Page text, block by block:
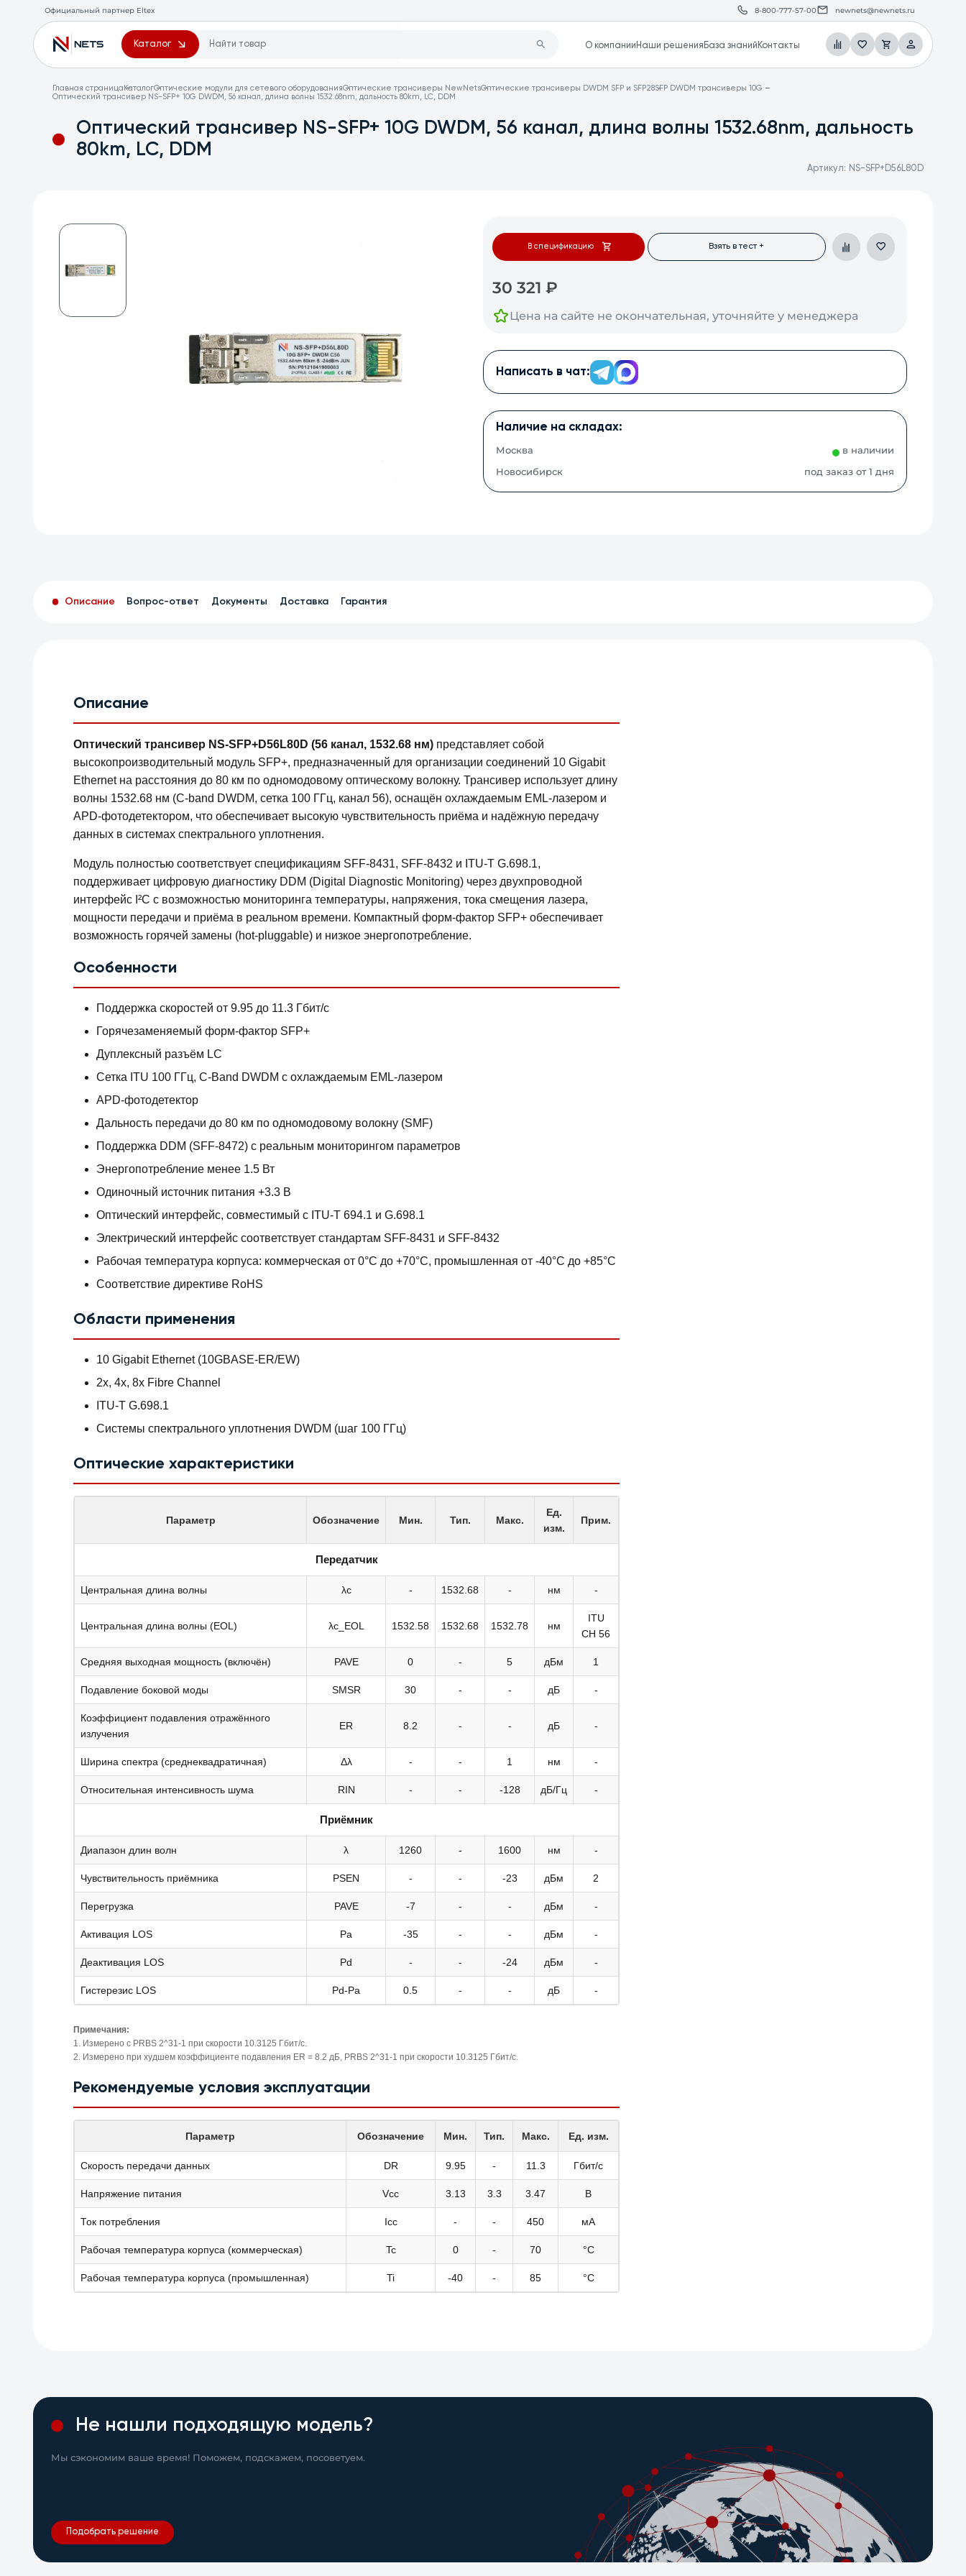
Официальный партнер Eltex 8-800-777-57-00 newnets@newnets.ru
Каталог О компании Наши решения База знаний Контакты
Главная страницаКаталогОптические модули для сетевого оборудованияОптические трансиверы NewNetsОптические трансиверы DWDM SFP и SFP28SFP DWDM трансиверы 10G
Оптический трансивер NS-SFP+ 10G DWDM, 56 канал, длина волны 1532.68nm, дальность 80km, LC, DDM
Оптический трансивер NS-SFP+ 10G DWDM, 56 канал, длина волны 1532.68nm, дальность
80km, LC, DDM
Артикул: NS-SFP+D56L80D
В спецификацию Взять в тест +
30 321 ₽
Цена на сайте не окончательная, уточняйте у менеджера
Написать в чат:
Наличие на складах:
Москва
в наличии
Новосибирск
под заказ от 1 дня
Описание Вопрос-ответ Документы Доставка Гарантия
Описание
Оптический трансивер NS-SFP+D56L80D (56 канал, 1532.68 нм) представляет собой
высокопроизводительный модуль SFP+, предназначенный для организации соединений 10 Gigabit
Ethernet на расстояния до 80 км по одномодовому оптическому волокну. Трансивер использует длину
волны 1532.68 нм (C-band DWDM, сетка 100 ГГц, канал 56), оснащён охлаждаемым EML-лазером и
APD-фотодетектором, что обеспечивает высокую чувствительность приёма и надёжную передачу
данных в системах спектрального уплотнения.
Модуль полностью соответствует спецификациям SFF-8431, SFF-8432 и ITU-T G.698.1,
поддерживает цифровую диагностику DDM (Digital Diagnostic Monitoring) через двухпроводной
интерфейс I²C с возможностью мониторинга температуры, напряжения, тока смещения лазера,
мощности передачи и приёма в реальном времени. Компактный форм-фактор SFP+ обеспечивает
возможность горячей замены (hot-pluggable) и низкое энергопотребление.
Особенности
Поддержка скоростей от 9.95 до 11.3 Гбит/с
Горячезаменяемый форм-фактор SFP+
Дуплексный разъём LC
Сетка ITU 100 ГГц, C-Band DWDM с охлаждаемым EML-лазером
APD-фотодетектор
Дальность передачи до 80 км по одномодовому волокну (SMF)
Поддержка DDM (SFF-8472) с реальным мониторингом параметров
Энергопотребление менее 1.5 Вт
Одиночный источник питания +3.3 В
Оптический интерфейс, совместимый с ITU-T 694.1 и G.698.1
Электрический интерфейс соответствует стандартам SFF-8431 и SFF-8432
Рабочая температура корпуса: коммерческая от 0°C до +70°C, промышленная от -40°C до +85°C
Соответствие директиве RoHS
Области применения
10 Gigabit Ethernet (10GBASE-ER/EW)
2x, 4x, 8x Fibre Channel
ITU-T G.698.1
Системы спектрального уплотнения DWDM (шаг 100 ГГц)
Оптические характеристики
Параметр Обозначение Мин. Тип. Макс.
Ед.
изм.
Прим.
Передатчик
Центральная длина волны λc - 1532.68 - нм -
Центральная длина волны (EOL) λc_EOL 1532.58 1532.68 1532.78 нм
ITU
CH 56
Средняя выходная мощность (включён) PAVE 0 - 5 дБм 1
Подавление боковой моды SMSR 30 - - дБ -
Коэффициент подавления отражённого
излучения
ER 8.2 - - дБ -
Ширина спектра (среднеквадратичная) Δλ - - 1 нм -
Относительная интенсивность шума RIN - - -128 дБ/Гц -
Приёмник
Диапазон длин волн λ 1260 - 1600 нм -
Чувствительность приёмника PSEN - - -23 дБм 2
Перегрузка PAVE -7 - - дБм -
Активация LOS Pa -35 - - дБм -
Деактивация LOS Pd - - -24 дБм -
Гистерезис LOS Pd-Pa 0.5 - - дБ -
Примечания:
1. Измерено с PRBS 2^31-1 при скорости 10.3125 Гбит/с.
2. Измерено при худшем коэффициенте подавления ER = 8.2 дБ, PRBS 2^31-1 при скорости 10.3125 Гбит/с.
Рекомендуемые условия эксплуатации
Параметр Обозначение Мин. Тип. Макс. Ед. изм.
Скорость передачи данных DR 9.95 - 11.3 Гбит/с
Напряжение питания Vcc 3.13 3.3 3.47 В
Ток потребления Icc - - 450 мА
Рабочая температура корпуса (коммерческая) Tc 0 - 70 °C
Рабочая температура корпуса (промышленная) Ti -40 - 85 °C
Не нашли подходящую модель?
Мы сэкономим ваше время! Поможем, подскажем, посоветуем.
Подобрать решение